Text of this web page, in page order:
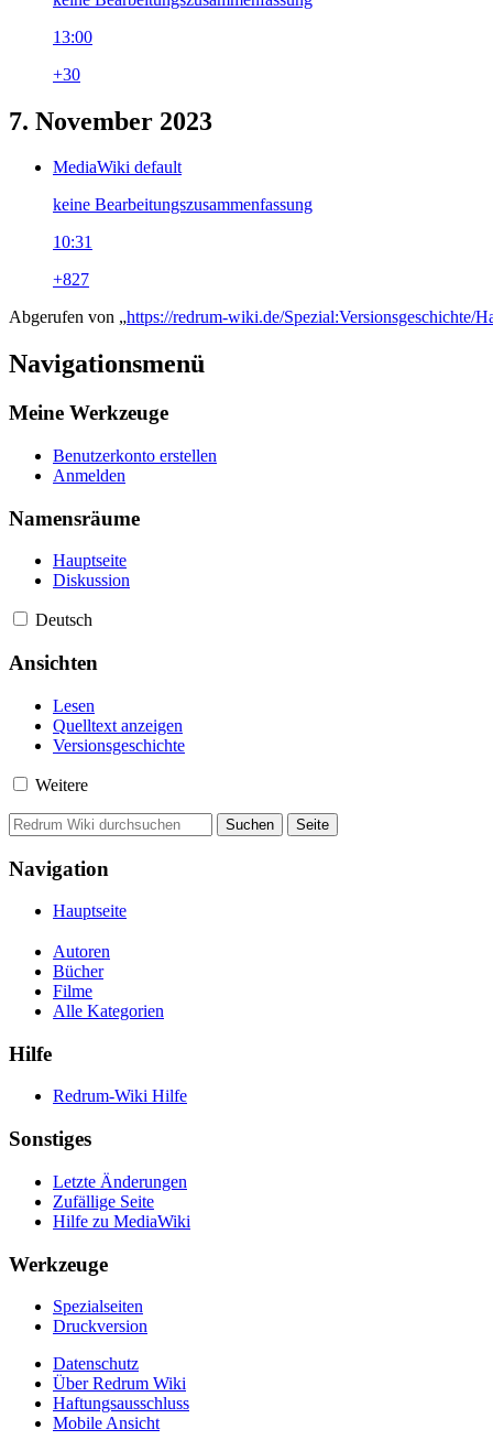
13:00
+30
7. November 2023
MediaWiki default
keine Bearbeitungszusammenfassung
10:31
+827
Abgerufen von „https://redrum-wiki.de/Spezial:Versionsgeschichte/
Navigationsmenü
Meine Werkzeuge
Benutzerkonto erstellen
Anmelden
Namensräume
Hauptseite
Diskussion
Deutsch
Ansichten
Lesen
Quelltext anzeigen
Versionsgeschichte
Weitere
Navigation
Hauptseite
Autoren
Bücher
Filme
Alle Kategorien
Hilfe
Redrum-Wiki Hilfe
Sonstiges
Letzte Änderungen
Zufällige Seite
Hilfe zu MediaWiki
Werkzeuge
Spezialseiten
Druckversion
Datenschutz
Über Redrum Wiki
Haftungsausschluss
Mobile Ansicht